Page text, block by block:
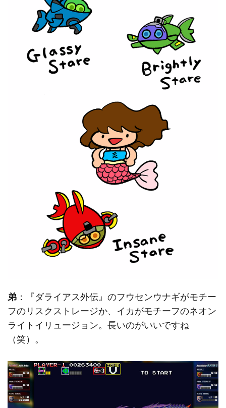
弟 ：『ダライアス外伝』のフウセンウナギがモチー
フのリスクストレージか、イカがモチーフのネオン
ライトイリュージョン。長いのがいいですね
（笑）。